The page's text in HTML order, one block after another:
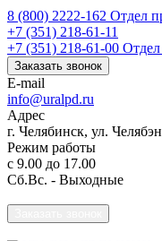
8 (800) 2222-162 Отдел
+7 (351) 218-61-11
+7 (351) 218-61-00
Заказать звонок
E-mail
info@uralpd.ru
Адрес
г. Челябинск, ул.
Режим работы
с 9.00 до 17.00
Сб.Вс. - Выходные